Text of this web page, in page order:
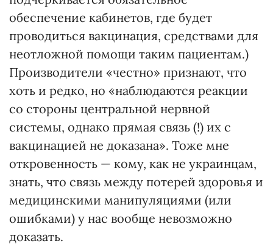
обеспечение кабинетов, где будет
проводиться вакцинация, средствами для
неотложной помощи таким пациентам.)
Производители «честно» признают, что
хоть и редко, но «наблюдаются реакции
со стороны центральной нервной
системы, однако прямая связь (!) их с
вакцинацией не доказана». Тоже мне
откровенность — кому, как не украинцам,
знать, что связь между потерей здоровья и
медицинскими манипуляциями (или
ошибками) у нас вообще невозможно
доказать.